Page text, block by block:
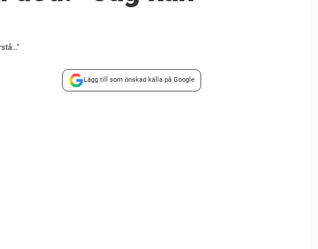
Lägg till som önskad källa på Google